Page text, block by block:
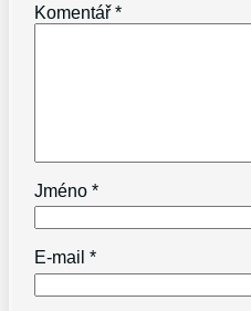
Komentář*
Jméno*
E-mail*